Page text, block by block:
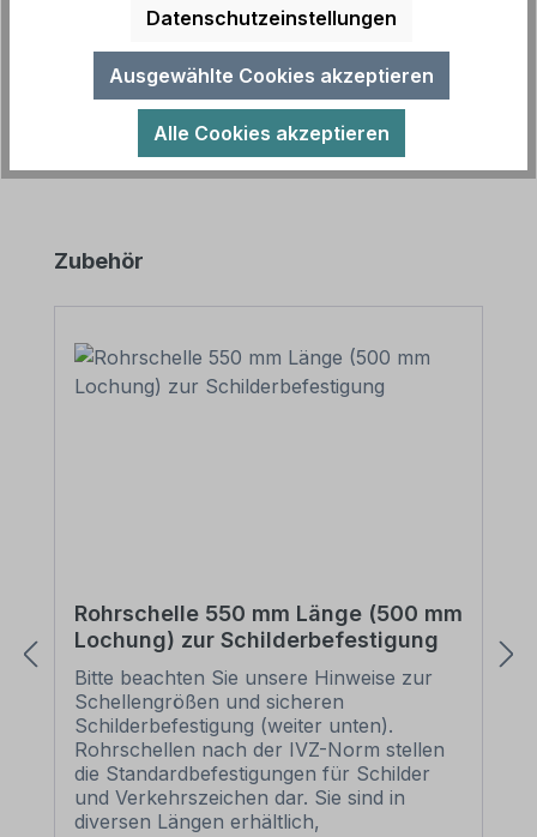
Dieses Sportplatzschild in 4 Farbvarianten mit frei
unserer Spielplatz-Schilder…Mehr
Produktgalerie überspringen
Zubehör
Rohrschelle 550 mm Länge (500 mm
Lochung) zur Schilderbefestigung
Bitte beachten Sie unsere Hinweise zur
Schellengrößen und sicheren
Schilderbefestigung (weiter unten).
Rohrschellen nach der IVZ-Norm stellen
die Standardbefestigungen für Schilder
und Verkehrszeichen dar. Sie sind in
diversen Längen erhältlich,
Datenschutzeinstellungen
Ausgewählte Cookies akzeptieren
Alle Cookies akzeptieren